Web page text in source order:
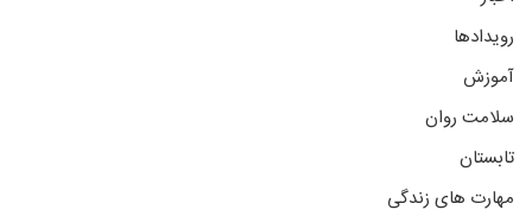
رویدادها
آموزش
سلامت روان
تابستان
مهارت های زندگی